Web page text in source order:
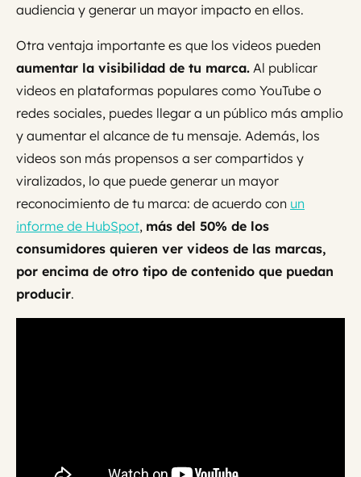
audiencia y generar un mayor impacto en ellos.
Otra ventaja importante es que los videos pueden
aumentar la visibilidad de tu marca. Al publicar
videos en plataformas populares como YouTube o
redes sociales, puedes llegar a un público más amplio
y aumentar el alcance de tu mensaje. Además, los
videos son más propensos a ser compartidos y
viralizados, lo que puede generar un mayor
reconocimiento de tu marca: de acuerdo con un
informe de HubSpot, más del 50% de los
consumidores quieren ver videos de las marcas,
por encima de otro tipo de contenido que puedan
producir.